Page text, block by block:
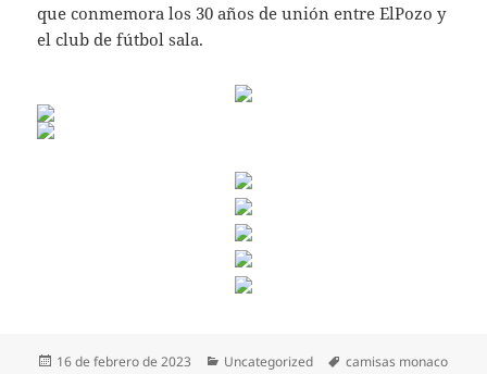
que conmemora los 30 años de unión entre ElPozo y
el club de fútbol sala.
Publicado
16 de febrero de 2023 Categorías
Uncategorized Etiquetas
camisas monaco